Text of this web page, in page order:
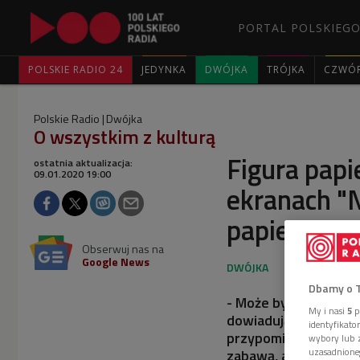
PORTAL
POLSKIE RADIO 24 JEDYNKA DWÓJKA TRÓJKA
Polskie Radio Dwójka
O wszystkim z kulturą
Figura
ekranach
papieży"
ostatnia aktualizacja:
09.01.2020 19:00
Obserwuj nas na
Google News
- Może być tak, że
dowiadują się
przypomina sobie o
zabawą, a rozrywka
Dbamy o
My i nasi 5
wybory lub